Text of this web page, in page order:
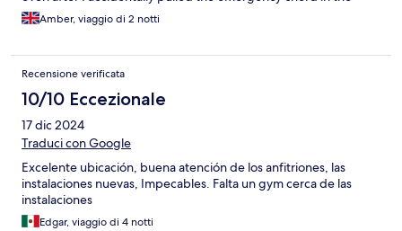
shower! Lovely stay lovely room great hospitality.. would highly
recommend
Amber, viaggio di 2 notti
Recensione verificata
10/10 Eccezionale
17 dic 2024
Traduci con Google
Excelente ubicación, buena atención de los anfitriones, las
instalaciones nuevas, Impecables. Falta un gym cerca de las
instalaciones
Edgar, viaggio di 4 notti